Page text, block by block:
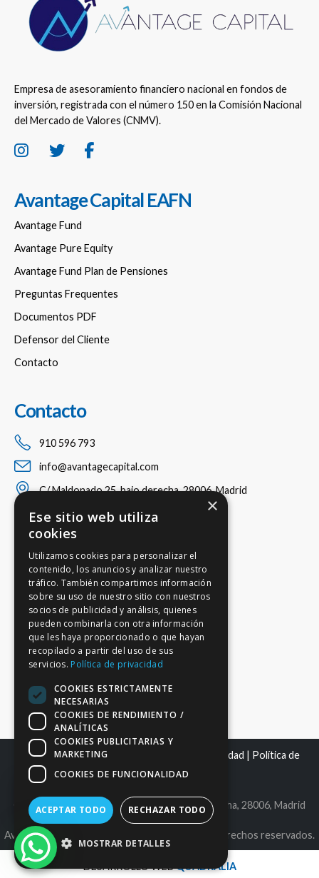
Empresa de asesoramiento financiero nacional en fondos de
inversión, registrada con el número 150 en la Comisión Nacional
del Mercado de Valores (CNMV).
Avantage Capital EAFN
Avantage Fund
Avantage Pure Equity
Avantage Fund Plan de Pensiones
Preguntas Frequentes
Documentos PDF
Defensor del Cliente
Contacto
Contacto
910 596 793
info@avantagecapital.com
C/ Maldonado 25, bajo derecha, 28006, Madrid
Mapa del sitio|Aviso Legal Política de Privacidad | Política de
Cookies
C.I.F. B86980612 | C/ Maldonado 25, bajo derecha, 28006, Madrid
Avantage Capital EAFN, S.L. © 2026. Todos los derechos reservados.
DESARROLLO WEBQUADRALIA
×
Ese sitio web utiliza
cookies
Utilizamos cookies para personalizar el
contenido, los anuncios y analizar nuestro
tráfico. También compartimos información
sobre su uso de nuestro sitio con nuestros
socios de publicidad y análisis, quienes
pueden combinarla con otra información
que les haya proporcionado o que hayan
recopilado a partir del uso de sus
servicios. Política de privacidad
COOKIES ESTRICTAMENTE
NECESARIAS
COOKIES DE RENDIMIENTO /
ANALÍTICAS
COOKIES PUBLICITARIAS Y
MARKETING
COOKIES DE FUNCIONALIDAD
ACEPTAR TODO RECHAZAR TODO
MOSTRAR DETALLES